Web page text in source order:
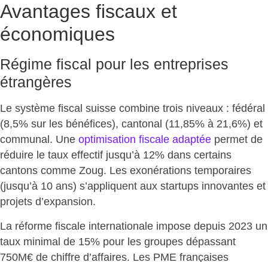
Avantages fiscaux et
économiques
Régime fiscal pour les entreprises
étrangères
Le système fiscal suisse combine trois niveaux : fédéral
(8,5% sur les bénéfices), cantonal (11,85% à 21,6%) et
communal. Une optimisation fiscale adaptée permet de
réduire le taux effectif jusqu’à 12% dans certains
cantons comme Zoug. Les exonérations temporaires
(jusqu’à 10 ans) s’appliquent aux startups innovantes et
projets d’expansion.
La réforme fiscale internationale impose depuis 2023 un
taux minimal de 15% pour les groupes dépassant
750M€ de chiffre d’affaires. Les PME françaises